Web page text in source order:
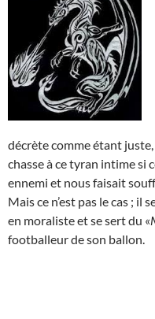
décrète comme étant
chasse à ce tyran intime si
ennemi et nous faisait
Mais ce n’est pas le cas ; il
en moraliste et se sert du «
footballeur de son ballon.